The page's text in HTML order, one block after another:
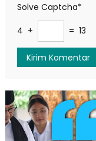
Solve Captcha*
4 +
= 13